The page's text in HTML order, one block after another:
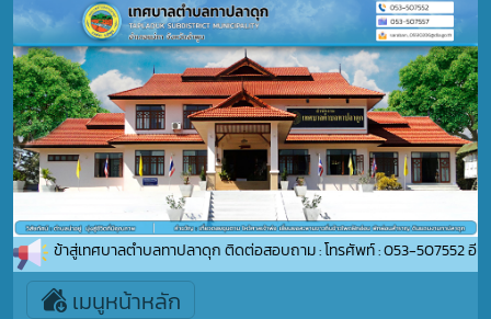
รับเข้าสู่เทศบาลตำบลทาปลาดุก ติดต่อสอบถาม : โทรศัพท์ : 053-507552 อีเมล์
เมนูหน้าหลัก